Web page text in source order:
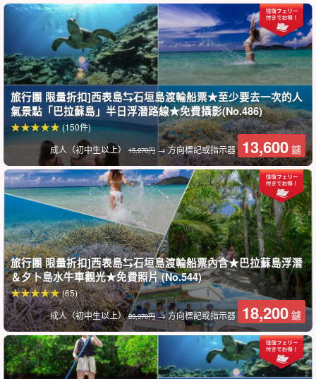
Barasu Island 周圍的水域被稱為「Ishisei Lagoon」，擁有日本最
大、最美麗的珊瑚礁。也被指定為國家公園。它一直是必游點！
導遊提供良好的支援。
嚮導都是。水上救生員資格。我們有我們會慢慢地、仔細地給您講
解，所以歡迎小孩子和游泳技術差的人加入我們！
旅行團 限量折扣]西表島⇆石垣島渡輪船票★至少要去一次的人
氣景點「巴拉蘇島」半日浮潛路線★免費攝影(No.486)
成人（初中生以上） 15,270円 → 方向標記或指示器 13,600 鑢
(150件)
旅行團 限量折扣]西表島⇆石垣島渡輪船票內含★巴拉蘇島浮潛
＆夕卜島水牛車觀光★免費照片 (No.544)
成人（初中生以上）20,370円 → 方向標記或指示器 18,200 鑢
(65)